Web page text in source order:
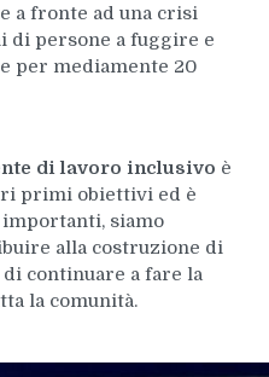
a fronte ad una crisi
di persone a fuggire e
per mediamente 20
di lavoro inclusivo è
primi obiettivi ed è
siamo
alla costruzione di
continuare a fare la
la comunità.